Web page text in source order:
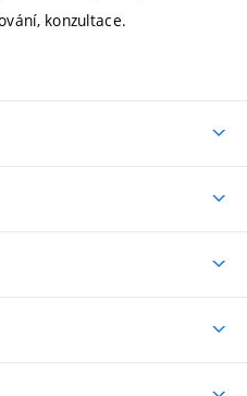
konzultace.